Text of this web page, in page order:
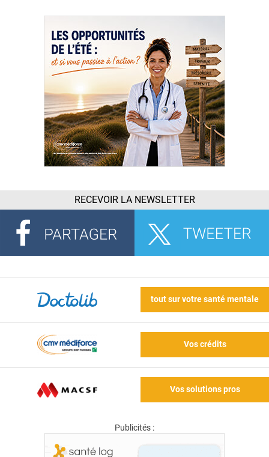
RECEVOIR LA NEWSLETTER
tout sur votre santé mentale
Vos crédits
Vos solutions pros
Publicités :